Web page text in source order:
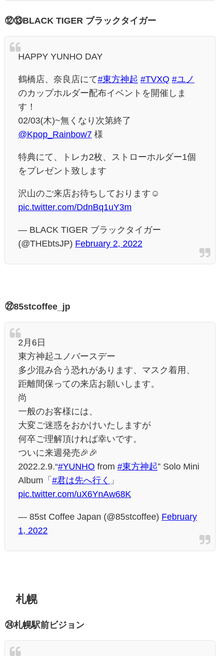
⑫⑬BLACK TIGER ブラックタイガー
HAPPY YUNHO DAY
鶴橋店、奈良店にて#東方神起 #TVXQ #ユノ
のカップホルダー配布イベントを開催しま
す！
02/03(木)~無くなり次第終了
@Kpop_Rainbow7 様
特典にて、トレカ2枚、ストローホルダー1個
をプレゼント致します
沢山のご来店お待ちしております☺️
pic.twitter.com/DdnBq1uY3m
— BLACK TIGER ブラックタイガー
(@THEbtsJP) February 2, 2022
㉒85stcoffee_jp
2月6日
東方神起ユノバースデー
多少混み合う恐れがあります、マスク着用、
距離間保っての来店お願いします。
尚
一般のお客様には、
大変ご迷惑をおかけいたしますが
何卒ご理解頂ければ幸いです。
ついに来週発売🎉🎉
2022.2.9.“#YUNHO from #東方神起” Solo Mini
Album「 #君は先へ行く
」
pic.twitter.com/uX6YnAw68K
— 85st Coffee Japan (@85stcoffee) February
1, 2022
札幌
㉔札幌駅前ビジョン